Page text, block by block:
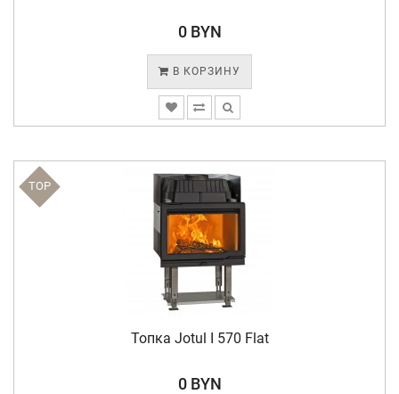
0 BYN
В КОРЗИНУ
TOP
Топка Jotul I 570 Flat
0 BYN